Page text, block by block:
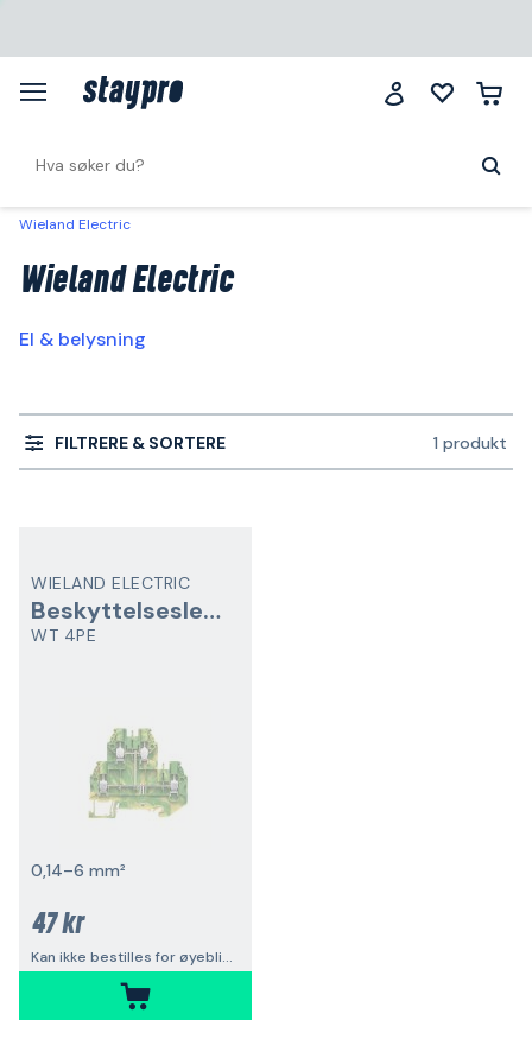
Wieland Electric
Wieland Electric
El & belysning
FILTRERE & SORTERE 1 produkt
WIELAND ELECTRIC
Beskyttelseslederradsplint
WT 4PE
0,14–6 mm²
47 kr
Kan ikke bestilles for øyeblikket